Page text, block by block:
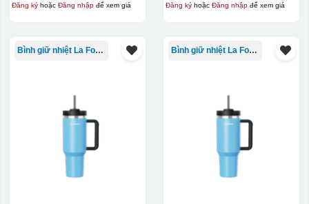
Đăng kýhoặc Đăng nhậpđể xem giá Đăng kýhoặc Đăng nhậpđể xem giá
Bình giữ nhiệt La Fonte Bình giữ nhiệt La Fonte